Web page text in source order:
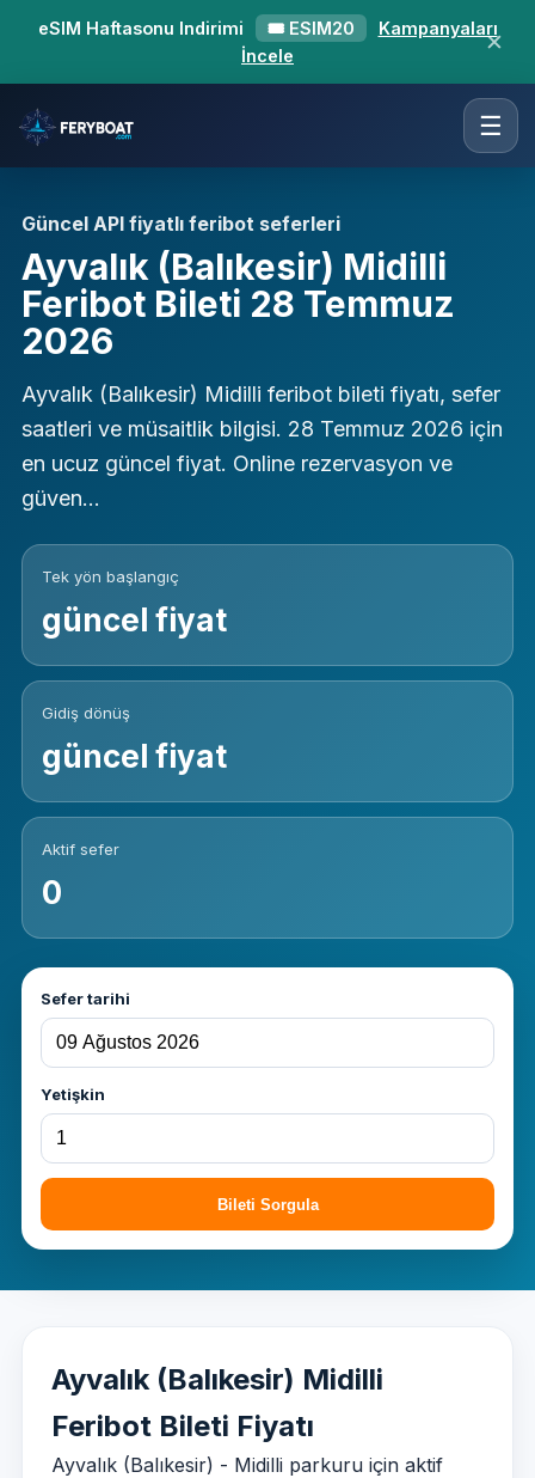
eSIM Haftasonu Indirimi 🎟 ESIM20
Kampanyaları
İncele
✕
☰
Güncel API fiyatlı feribot seferleri
Ayvalık (Balıkesir) Midilli
Feribot Bileti 28 Temmuz
2026
Ayvalık (Balıkesir) Midilli feribot bileti fiyatı, sefer
saatleri ve müsaitlik bilgisi. 28 Temmuz 2026 için
en ucuz güncel fiyat. Online rezervasyon ve
güven…
Tek yön başlangıç
güncel fiyat
Gidiş dönüş
güncel fiyat
Aktif sefer
0
Sefer tarihi
Yetişkin
Bileti Sorgula
Ayvalık (Balıkesir) Midilli
Feribot Bileti Fiyatı
Ayvalık (Balıkesir) - Midilli parkuru için aktif